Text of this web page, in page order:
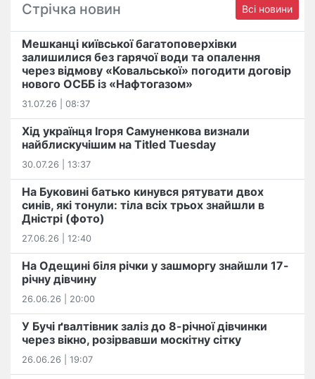
Стрічка новин Всі новини
Мешканці київської багатоповерхівки
залишилися без гарячої води та опалення
через відмову «Ковальської» погодити договір
нового ОСББ із «Нафтогазом»
31.07.26 | 08:37
Хід українця Ігоря Самуненкова визнали
найблискучішим на Titled Tuesday
30.07.26 | 13:37
На Буковині батько кинувся рятувати двох
синів, які тонули: тіла всіх трьох знайшли в
Дністрі (фото)
27.06.26 | 12:40
На Одещині біля річки у зашморгу знайшли 17-
річну дівчину
26.06.26 | 20:00
У Бучі ґвалтівник заліз до 8-річної дівчинки
через вікно, розірвавши москітну сітку
26.06.26 | 19:07